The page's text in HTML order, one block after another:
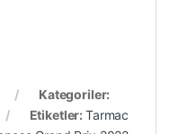
Kategoriler:
Etiketler:Tarmac